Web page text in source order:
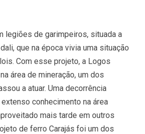
legiões de garimpeiros, situada a
que na época vivia uma situação
Com esse projeto, a Logos
área de mineração, um dos
a atuar. Uma decorrência
conhecimento na área
mais tarde em outros
de ferro Carajás foi um dos